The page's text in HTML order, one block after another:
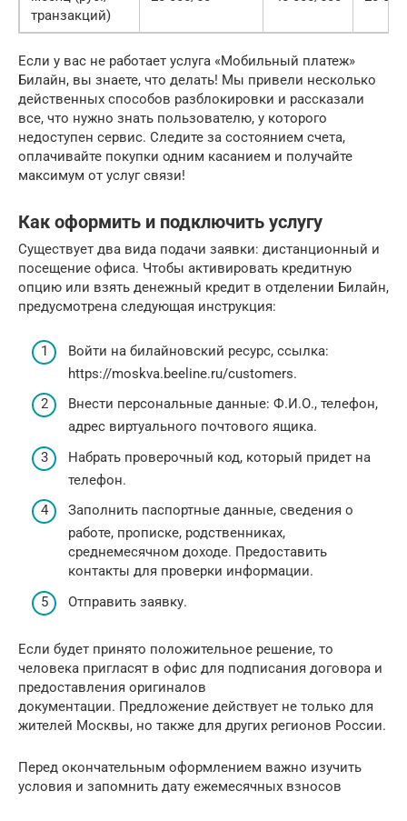
транзакций)
Если у вас не работает услуга «Мобильный платеж»
Билайн, вы знаете, что делать! Мы привели несколько
действенных способов разблокировки и рассказали
все, что нужно знать пользователю, у которого
недоступен сервис. Следите за состоянием счета,
оплачивайте покупки одним касанием и получайте
максимум от услуг связи!
Как оформить и подключить услугу
Существует два вида подачи заявки: дистанционный и
посещение офиса. Чтобы активировать кредитную
опцию или взять денежный кредит в отделении Билайн,
предусмотрена следующая инструкция:
Войти на билайновский ресурс, ссылка:
https://moskva.beeline.ru/customers.
Внести персональные данные: Ф.И.О., телефон,
адрес виртуального почтового ящика.
Набрать проверочный код, который придет на
телефон.
Заполнить паспортные данные, сведения о
работе, прописке, родственниках,
среднемесячном доходе. Предоставить
контакты для проверки информации.
Отправить заявку.
Если будет принято положительное решение, то
человека пригласят в офис для подписания договора и
предоставления оригиналов
документации. Предложение действует не только для
жителей Москвы, но также для других регионов России.
Перед окончательным оформлением важно изучить
условия и запомнить дату ежемесячных взносов